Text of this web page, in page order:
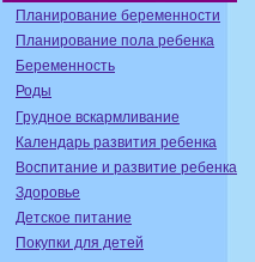
Планирование беременности
Планирование пола ребенка
Беременность
Роды
Грудное вскармливание
Календарь развития ребенка
Воспитание и развитие ребенка
Здоровье
Детское питание
Покупки для детей